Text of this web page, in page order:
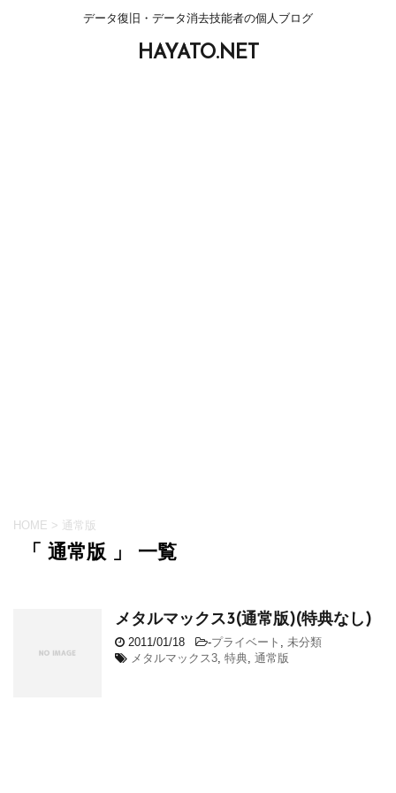
データ復旧・データ消去技能者の個人ブログ
HAYATO.NET
HOME > 通常版
「 通常版 」 一覧
メタルマックス3(通常版)(特典なし)
2011/01/18 -プライベート , 未分類
メタルマックス3, 特典, 通常版